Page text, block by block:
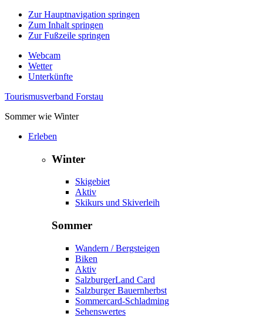
Zur Hauptnavigation springen
Zum Inhalt springen
Zur Fußzeile springen
Webcam
Wetter
Unterkünfte
Tourismusverband Forstau
Sommer wie Winter
Erleben
Winter
Skigebiet
Aktiv
Skikurs und Skiverleih
Sommer
Wandern / Bergsteigen
Biken
Aktiv
SalzburgerLand Card
Salzburger Bauernherbst
Sommercard-Schladming
Sehenswertes